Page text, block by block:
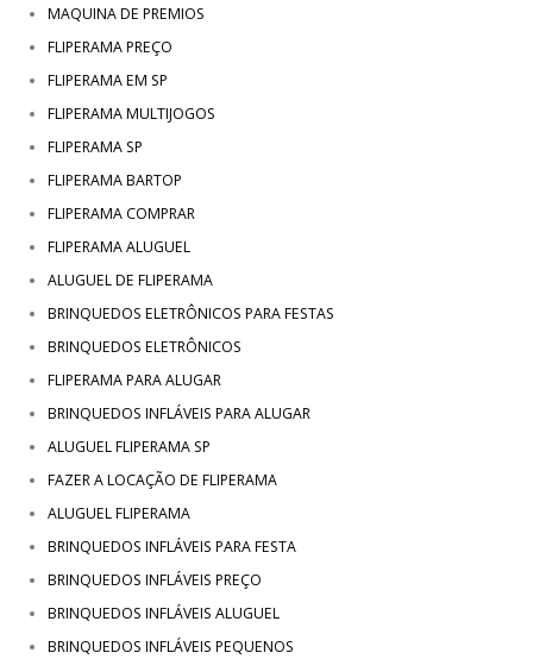
MAQUINA DE PREMIOS
FLIPERAMA PREÇO
FLIPERAMA EM SP
FLIPERAMA MULTIJOGOS
FLIPERAMA SP
FLIPERAMA BARTOP
FLIPERAMA COMPRAR
FLIPERAMA ALUGUEL
ALUGUEL DE FLIPERAMA
BRINQUEDOS ELETRÔNICOS PARA FESTAS
BRINQUEDOS ELETRÔNICOS
FLIPERAMA PARA ALUGAR
BRINQUEDOS INFLÁVEIS PARA ALUGAR
ALUGUEL FLIPERAMA SP
FAZER A LOCAÇÃO DE FLIPERAMA
ALUGUEL FLIPERAMA
BRINQUEDOS INFLÁVEIS PARA FESTA
BRINQUEDOS INFLÁVEIS PREÇO
BRINQUEDOS INFLÁVEIS ALUGUEL
BRINQUEDOS INFLÁVEIS PEQUENOS